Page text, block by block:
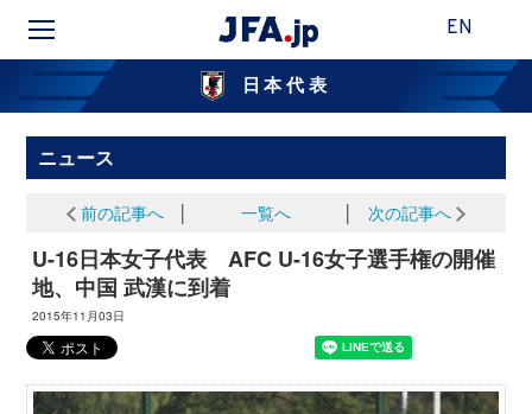
EN
日本代表
ニュース
前の記事へ 一覧へ 次の記事へ
U-16日本女子代表 AFC U-16女子選手権の開催
地、中国 武漢に到着
2015年11月03日